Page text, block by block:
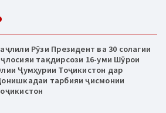
Рӯзи Президент ва 30 солагии
тақдирсози 16-уми Шӯрои
Ҷумҳурии Тоҷикистон дар
тарбияи ҷисмонии